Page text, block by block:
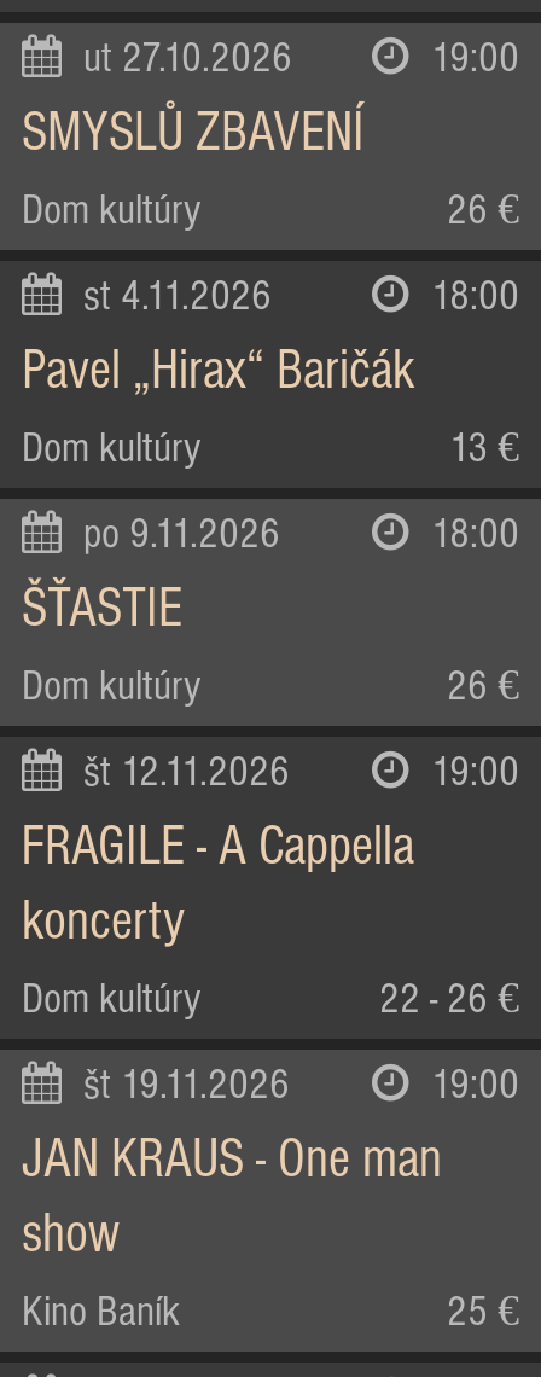
ut 27.10.2026 19:00
SMYSLŮ ZBAVENÍ
Dom kultúry 26 €
st 4.11.2026 18:00
Pavel „Hirax“ Baričák
Dom kultúry 13 €
po 9.11.2026 18:00
ŠŤASTIE
Dom kultúry 26 €
št 12.11.2026 19:00
FRAGILE - A Cappella
koncerty
Dom kultúry 22 - 26 €
št 19.11.2026 19:00
JAN KRAUS - One man
show
Kino Baník 25 €